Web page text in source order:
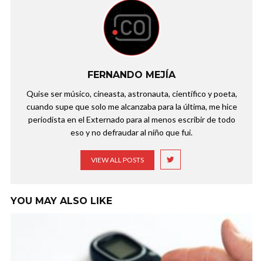
FERNANDO MEJÍA
Quise ser músico, cineasta, astronauta, científico y poeta,
cuando supe que solo me alcanzaba para la última, me hice
periodista en el Externado para al menos escribir de todo
eso y no defraudar al niño que fui.
VIEW ALL POSTS
YOU MAY ALSO LIKE